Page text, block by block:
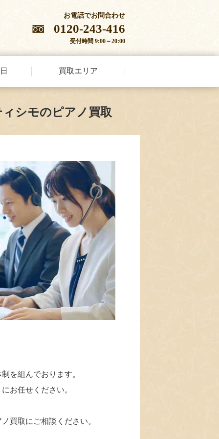
お電話でお問合わせ
0120-243-416
受付時間 9:00～20:00
買取エリア
シモのピアノ買取
を組んでおります。
お任せください。
買取にご相談ください。